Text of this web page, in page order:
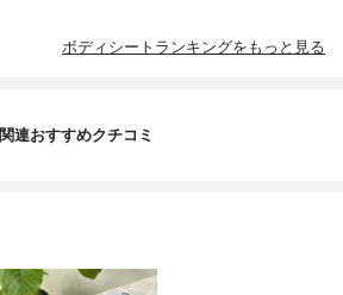
ボディシートランキングをもっと見る
関連おすすめクチコミ